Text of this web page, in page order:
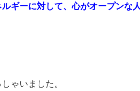
ギーに対して、心がオープンな
ゃいました。